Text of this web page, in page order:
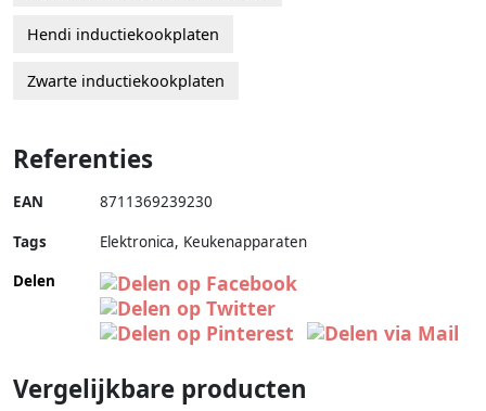
Hendi inductiekookplaten
Zwarte inductiekookplaten
Referenties
EAN 8711369239230
Tags
Elektronica, Keukenapparaten
Delen
Vergelijkbare producten